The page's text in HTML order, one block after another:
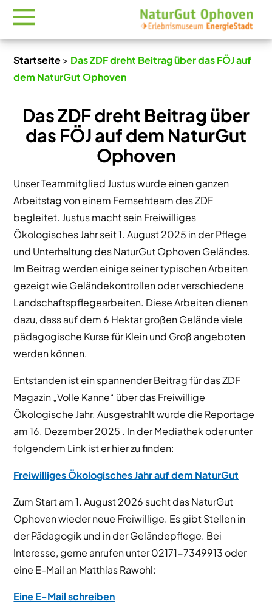
Startseite> Das ZDF dreht Beitrag über das FÖJ auf
dem NaturGut Ophoven
Das ZDF dreht Beitrag über
das FÖJ auf dem NaturGut
Ophoven
Unser Teammitglied Justus wurde einen ganzen
Arbeitstag von einem Fernsehteam des ZDF
begleitet. Justus macht sein Freiwilliges
Ökologisches Jahr seit 1. August 2025 in der Pflege
und Unterhaltung des NaturGut Ophoven Geländes.
Im Beitrag werden einige seiner typischen Arbeiten
gezeigt wie Geländekontrollen oder verschiedene
Landschaftspflegearbeiten. Diese Arbeiten dienen
dazu, dass auf dem 6 Hektar großen Gelände viele
pädagogische Kurse für Klein und Groß angeboten
werden können.
Entstanden ist ein spannender Beitrag für das ZDF
Magazin „Volle Kanne“ über das Freiwillige
Ökologische Jahr. Ausgestrahlt wurde die Reportage
am 16. Dezember 2025 . In der Mediathek oder unter
folgendem Link ist er hier zu finden:
Freiwilliges Ökologisches Jahr auf dem NaturGut
Zum Start am 1. August 2026 sucht das NaturGut
Ophoven wieder neue Freiwillige. Es gibt Stellen in
der Pädagogik und in der Geländepflege. Bei
Interesse, gerne anrufen unter 02171-7349913 oder
eine E-Mail an Matthias Rawohl:
Eine E-Mail schreiben